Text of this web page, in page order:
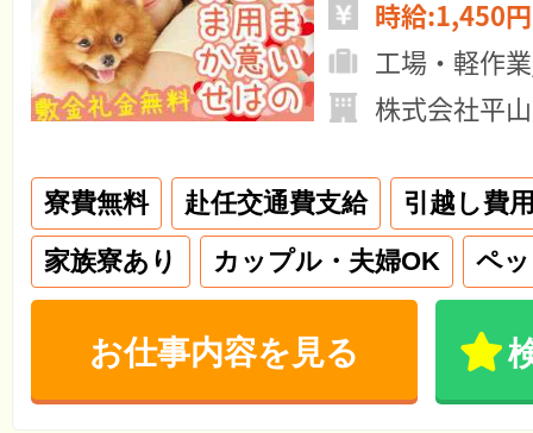
時給:1,450
工場・軽作
株式会社平
寮費無料 赴任交通費支給
引越し費
家族寮あり
カップル・夫婦OK ペ
お仕事内容を見る